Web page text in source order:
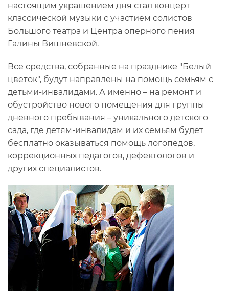
настоящим украшением дня стал концерт
классической музыки с участием солистов
Большого театра и Центра оперного пения
Галины Вишневской.
Все средства, собранные на празднике "Белый
цветок", будут направлены на помощь семьям с
детьми-инвалидами. А именно – на ремонт и
обустройство нового помещения для группы
дневного пребывания – уникального детского
сада, где детям-инвалидам и их семьям будет
бесплатно оказываться помощь логопедов,
коррекционных педагогов, дефектологов и
других специалистов.